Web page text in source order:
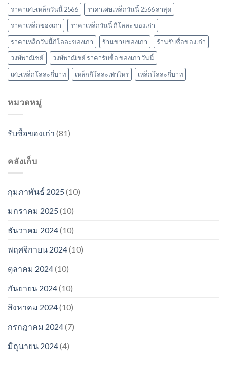
ราคาเศษเหล็กวันนี้ 2566
ราคาเศษเหล็กวันนี้ 2566 ล่าสุด
ราคาเหล็กของเก่า
ราคาเหล็กวันนี้ กิโลละ ของเก่า
ราคาเหล็กวันนี้กิโลละของเก่า
ร้านขายของเก่า
ร้านรับซื้อของเก่า
วงษ์พาณิชย์
วงษ์พาณิชย์ ราคารับซื้อ ของเก่า วันนี้
เศษเหล็กโลละกี่บาท
เหล็กกิโลละเท่าไหร่ เหล็กโลละกี่บาท
หมวดหมู่
รับซื้อของเก่า (81)
คลังเก็บ
กุมภาพันธ์ 2025 (10)
มกราคม 2025 (10)
ธันวาคม 2024(10)
พฤศจิกายน 2024(10)
ตุลาคม 2024(10)
กันยายน 2024(10)
สิงหาคม 2024(10)
กรกฎาคม 2024(7)
มิถุนายน 2024(4)